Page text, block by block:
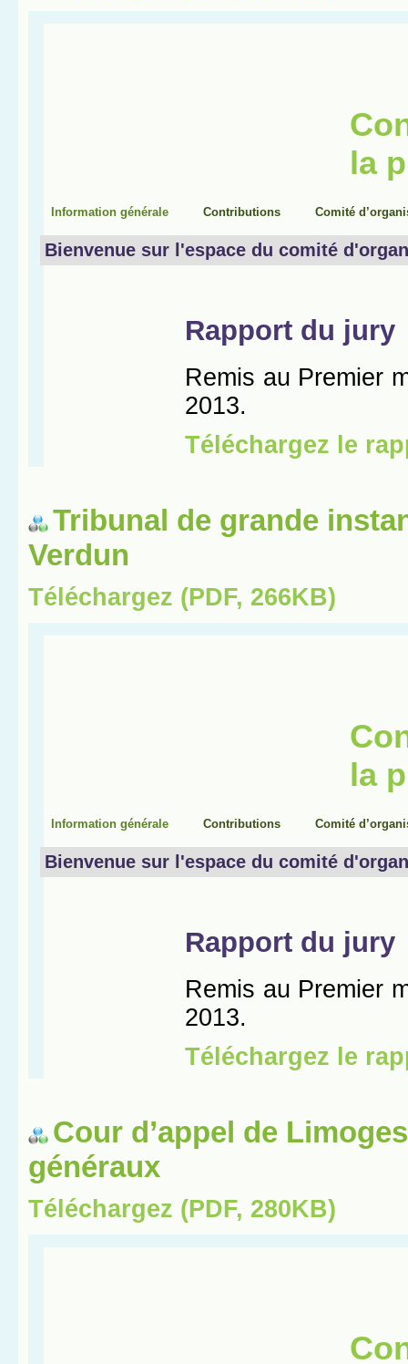
Tribunal de grande
Verdun
Téléchargez (PDF, 266KB)
Cour d’appel de
généraux
Téléchargez (PDF, 280KB)